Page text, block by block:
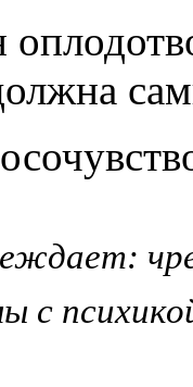
с